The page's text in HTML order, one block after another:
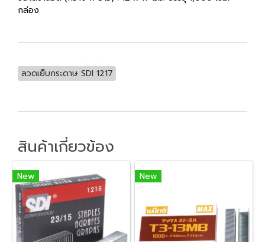
กล่อง
ลวดเย็บกระดาษ SDI 1217
สินค้าเกี่ยวข้อง
New New